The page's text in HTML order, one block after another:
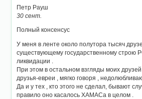
Петр Рауш
30 сент.
Полный консенсус
У меня в ленте около полутора тысяч
существующему государственному строю
ликвидации .
При этом в остальном взгляды моих
друзья-евреи , мягко говоря ,
Да и у тех , кто этого не сделал, бывают
правило оно касалось ХАМАСа в целом .